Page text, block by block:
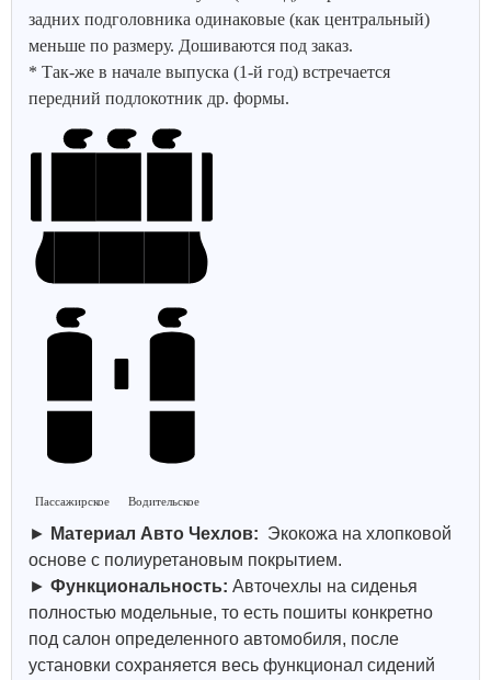
задних подголовника одинаковые (как центральный)
меньше по размеру. Дошиваются под заказ.
* Так-же в начале выпуска (1-й год) встречается
передний подлокотник др. формы.
Пассажирское Водительское
► Материал Авто Чехлов: Экокожа на хлопковой
основе с полиуретановым покрытием.
► Функциональность: Авточехлы на сиденья
полностью модельные, то есть пошиты конкретно
под салон определенного автомобиля, после
установки сохраняется весь функционал сидений